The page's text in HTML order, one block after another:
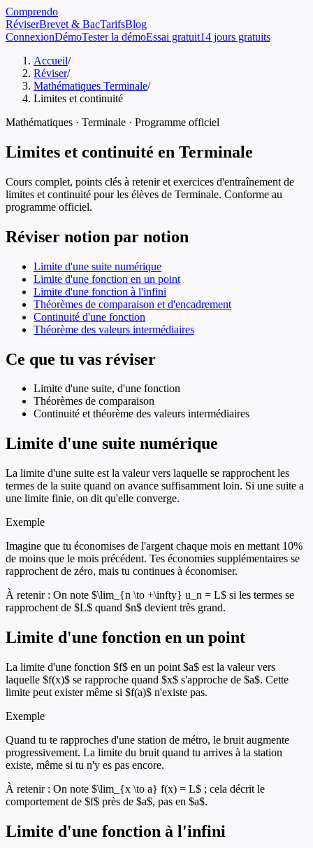
Comprendo
RéviserBrevet & BacTarifsBlog
ConnexionDémoTester la démoEssai gratuit14 jours gratuits
Accueil/
Réviser/
Mathématiques Terminale/
Limites et continuité
Mathématiques · Terminale · Programme officiel
Limites et continuité en Terminale
Cours complet, points clés à retenir et exercices d'entraînement de
limites et continuité pour les élèves de Terminale. Conforme au
programme officiel.
Réviser notion par notion
Limite d'une suite numérique
Limite d'une fonction en un point
Limite d'une fonction à l'infini
Théorèmes de comparaison et d'encadrement
Continuité d'une fonction
Théorème des valeurs intermédiaires
Ce que tu vas réviser
Limite d'une suite, d'une fonction
Théorèmes de comparaison
Continuité et théorème des valeurs intermédiaires
Limite d'une suite numérique
La limite d'une suite est la valeur vers laquelle se rapprochent les
termes de la suite quand on avance suffisamment loin. Si une suite a
une limite finie, on dit qu'elle converge.
Exemple
Imagine que tu économises de l'argent chaque mois en mettant 10%
de moins que le mois précédent. Tes économies supplémentaires se
rapprochent de zéro, mais tu continues à économiser.
À retenir : On note $\lim_{n \to +\infty} u_n = L$ si les termes se
rapprochent de $L$ quand $n$ devient très grand.
Limite d'une fonction en un point
La limite d'une fonction $f$ en un point $a$ est la valeur vers
laquelle $f(x)$ se rapproche quand $x$ s'approche de $a$. Cette
limite peut exister même si $f(a)$ n'existe pas.
Exemple
Quand tu te rapproches d'une station de métro, le bruit augmente
progressivement. La limite du bruit quand tu arrives à la station
existe, même si tu n'y es pas encore.
À retenir : On note $\lim_{x \to a} f(x) = L$ ; cela décrit le
comportement de $f$ près de $a$, pas en $a$.
Limite d'une fonction à l'infini